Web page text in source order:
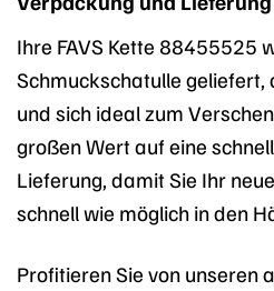
Ihre FAVS Kette 88455525
Schmuckschatulle geliefert,
und sich ideal zum
großen Wert auf eine
Lieferung, damit Sie Ihr
schnell wie möglich in den
Profitieren Sie von unseren